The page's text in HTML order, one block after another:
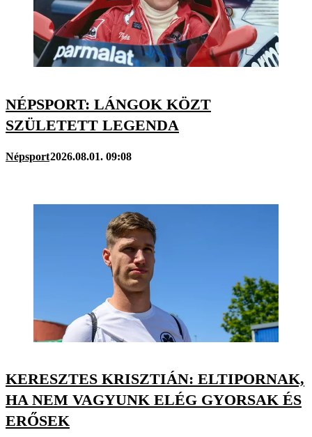
NÉPSPORT: LÁNGOK KÖZT
SZÜLETETT LEGENDA
Népsport2026.08.01. 09:08
KERESZTES KRISZTIÁN: ELTIPORNAK,
HA NEM VAGYUNK ELÉG GYORSAK ÉS
ERŐSEK